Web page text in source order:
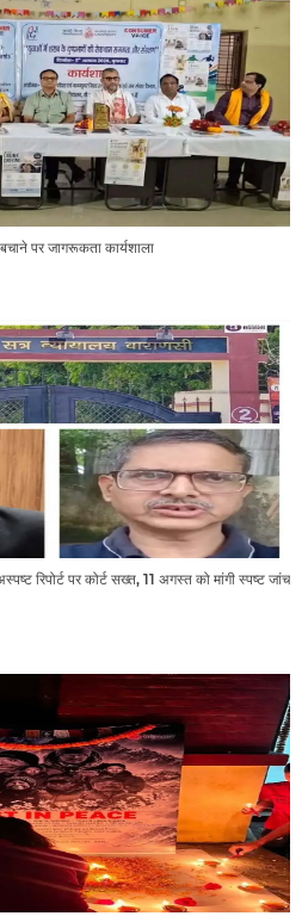
पर जागरूकता कार्यशाला
रिपोर्ट पर कोर्ट सख्त, 11 अगस्त को मांगी स्पष्ट जांच